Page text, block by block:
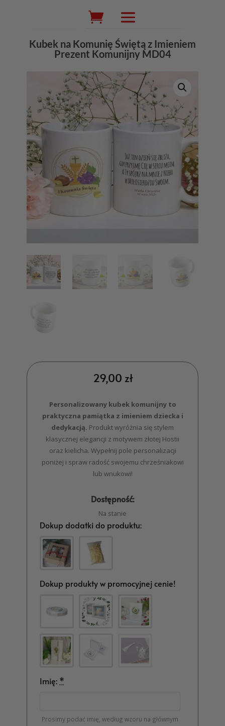
Wyszukiwarka
produktów
Kubek na Komunię Świętą z Imieniem
Prezent Komunijny MD04
29,00 zł
Personalizowany kubek komunijny to
praktyczna pamiątka z imieniem dziecka i
dedykacją. Produkt wyróżnia się stylem
klasycznej elegancji z motywem złotej Hostii
oraz kielicha. Wypełnij pole personalizacji
poniżej i spraw radość swojemu chrześniakowi
lub wnukowi!
Dostępność:
Na stanie
Dokup dodatki do produktu:
Dokup produkty w promocyjnej cenie!
Imię: *
Prosimy podać imię, według wzoru na głównym